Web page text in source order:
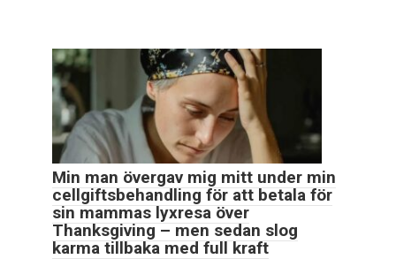
Min man övergav mig mitt under min
cellgiftsbehandling för att betala för
sin mammas lyxresa över
Thanksgiving – men sedan slog
karma tillbaka med full kraft